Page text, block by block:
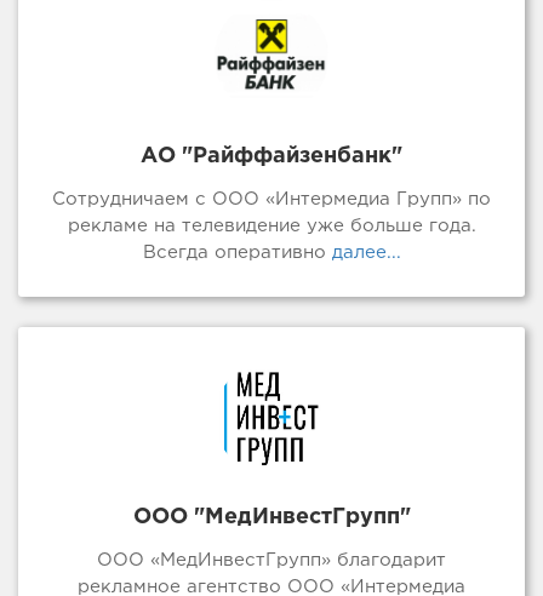
АО "Райффайзенбанк"
Сотрудничаем с ООО «Интермедиа Групп» по
рекламе на телевидение уже больше года.
Всегда оперативно далее...
ООО "МедИнвестГрупп"
ООО «МедИнвестГрупп» благодарит
рекламное агентство ООО «Интермедиа